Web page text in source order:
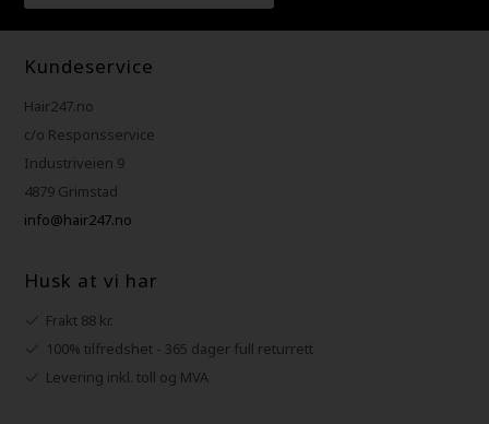
Kundeservice
Hair247.no
c/o Responsservice
Industriveien 9
4879 Grimstad
info@hair247.no
Husk at vi har
Frakt 88 kr.
100% tilfredshet - 365 dager full returrett
Levering inkl. toll og MVA